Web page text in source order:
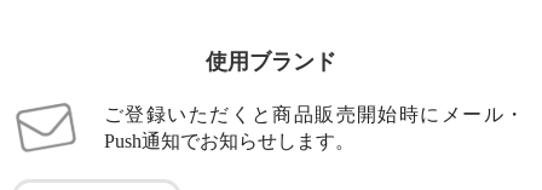
使用ブランド
ご登録いただくと商品販売開始時にメール・
Push通知でお知らせします。